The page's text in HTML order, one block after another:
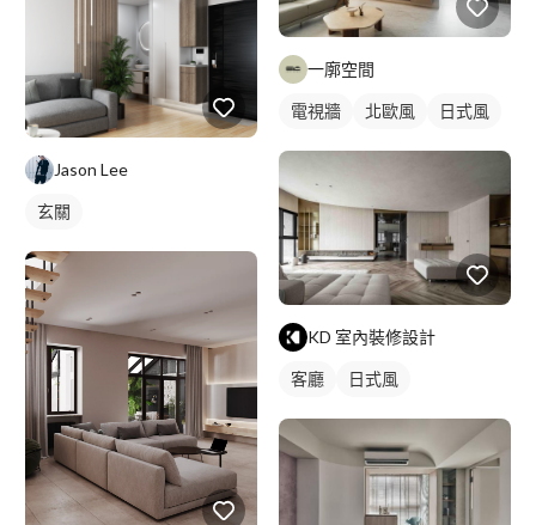
Jason Lee
玄關
一廓空間
電視牆 北歐風 日式風
KD 室內裝修設計
客廳 日式風